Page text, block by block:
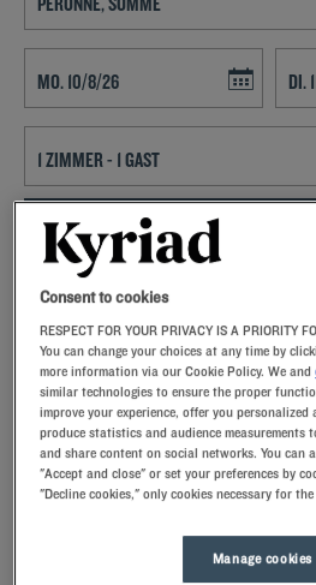
FINDEN SIE EIN
Spezialcode hinzufügen
Lust auf ein entspanntes Wochenende in
doch ein Zimmer im Kyriad-Hotel
drittgrößte Stadt kennen!
Unsere Hotels in Péronne
Lassen Sie sich verwöhnen –
Consent to cookies
RESPECT FOR YOUR PRIVACY IS A PRIORITY
You can change your choices at any time by
more information via our Cookie Policy. We and
similar technologies to ensure the proper
improve your experience, offer you
produce statistics and audience measurements
and share content on social networks. You can
"Accept and close" or set your preferences by
"Decline cookies," only cookies necessary for
Manage cookies